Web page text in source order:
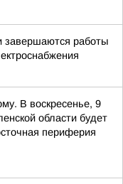
завершаются работы
В воскресенье, 9
области будет
периферия